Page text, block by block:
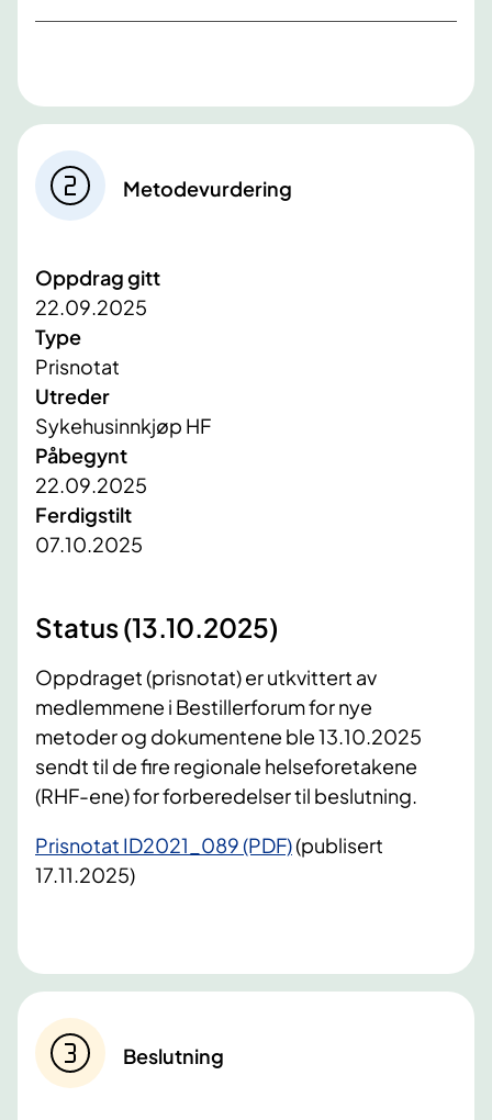
Metodevurdering
Oppdrag gitt
22.09.2025
Type
Prisnotat
Utreder
Sykehusinnkjøp HF
Påbegynt
22.09.2025
Ferdigstilt
07.10.2025
Status (13.10.2025)
Oppdraget (prisnotat) er utkvittert av
medlemmene i Bestillerforum for nye
metoder og dokumentene ble 13.10.2025
sendt til de fire regionale helseforetakene
(RHF-ene) for forberedelser til beslutning.
Prisnotat ID2021_089 (PDF)(publisert
17.11.2025)
Beslutning